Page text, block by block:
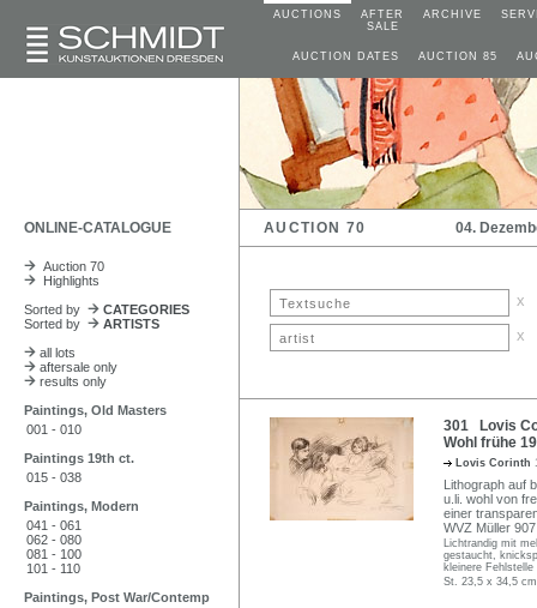
AUCTIONS
AFTER
SALE
ARCHIVE
AUCTION DATES AUCTION 85
ONLINE-CATALOGUE AUCTION 70 04.
Auction 70
Highlights
Sorted by
CATEGORIES
Sorted by
ARTISTS
all lots
aftersale only
results only
Paintings, Old Masters
001 - 010
Paintings 19th ct.
015 - 038
Paintings, Modern
041 - 061
062 - 080
081 - 100
101 - 110
Paintings, Post War/Contemp
x
x
301 Lovis
Wohl frühe
Lovis Corinth
Lithograph auf
u.li. wohl von
einer
WVZ Müller
Lichtrandig mit
gestaucht,
kleinere
St. 23,5 x 34,5